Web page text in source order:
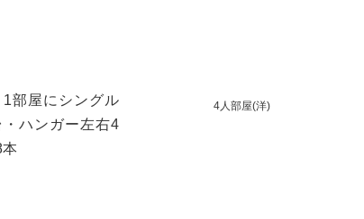
1部屋にシングル
ハンガー左右4
4人部屋(洋)